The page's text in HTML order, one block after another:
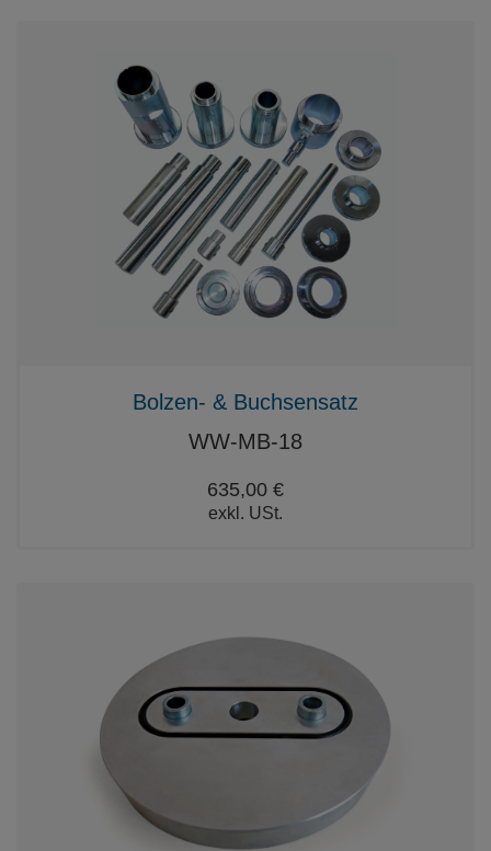
Bolzen- & Buchsensatz
WW-MB-18
635,00 €
exkl. USt.